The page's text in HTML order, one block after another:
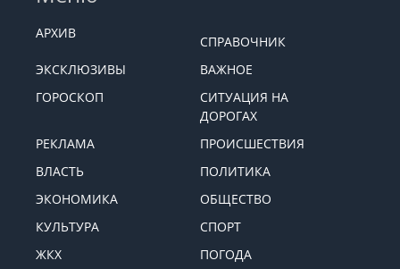
АРХИВ
СПРАВОЧНИК
ЭКСКЛЮЗИВЫ
ВАЖНОЕ
ГОРОСКОП
СИТУАЦИЯ НА
ДОРОГАХ
РЕКЛАМА
ПРОИСШЕСТВИЯ
ВЛАСТЬ
ПОЛИТИКА
ЭКОНОМИКА
ОБЩЕСТВО
КУЛЬТУРА
СПОРТ
ЖКХ
ПОГОДА